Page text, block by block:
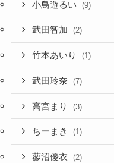
小鳥遊るい (9)
武田智加 (2)
竹本あいり (1)
武田玲奈 (7)
高宮まり (3)
ちーまき (1)
蓼沼優衣 (2)